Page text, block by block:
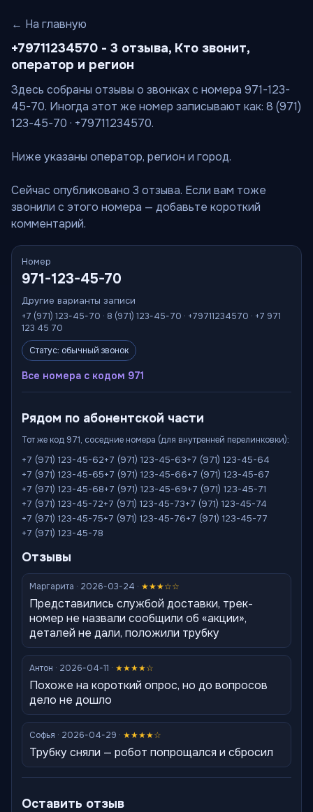
← На главную
+79711234570 - 3 отзыва, Кто звонит,
оператор и регион
Здесь собраны отзывы о звонках с номера 971-123-
45-70. Иногда этот же номер записывают как: 8 (971)
123-45-70 · +79711234570.
Ниже указаны оператор, регион и город.
Сейчас опубликовано 3 отзыва. Если вам тоже
звонили с этого номера — добавьте короткий
комментарий.
Номер
971-123-45-70
Другие варианты записи
+7 (971) 123-45-70 · 8 (971) 123-45-70 · +79711234570 · +7 971
123 45 70
Статус: обычный звонок
Все номера с кодом 971
Рядом по абонентской части
Тот же код 971, соседние номера (для внутренней перелинковки):
+7 (971) 123-45-62+7 (971) 123-45-63+7 (971) 123-45-64
+7 (971) 123-45-65+7 (971) 123-45-66+7 (971) 123-45-67
+7 (971) 123-45-68+7 (971) 123-45-69+7 (971) 123-45-71
+7 (971) 123-45-72+7 (971) 123-45-73+7 (971) 123-45-74
+7 (971) 123-45-75+7 (971) 123-45-76+7 (971) 123-45-77
+7 (971) 123-45-78
Отзывы
Маргарита · 2026-03-24 · ★★★☆☆
Представились службой доставки, трек-
номер не назвали сообщили об «акции»,
деталей не дали, положили трубку
Антон · 2026-04-11 · ★★★★☆
Похоже на короткий опрос, но до вопросов
дело не дошло
Софья · 2026-04-29 · ★★★★☆
Трубку сняли — робот попрощался и сбросил
Оставить отзыв